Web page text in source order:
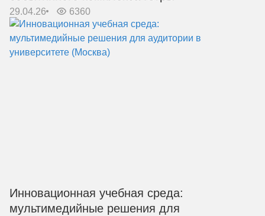
29.04.26 6360
Инновационная учебная среда:
мультимедийные решения для